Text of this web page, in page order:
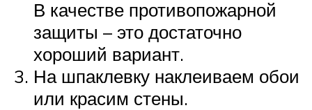
В качестве противопожарной
защиты – это достаточно
хороший вариант.
На шпаклевку наклеиваем обои
или красим стены.